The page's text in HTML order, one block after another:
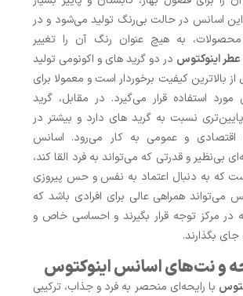
اسانس در حالت بی‌رنگ تولید می‌شود و در
محصولات، به هیچ عنوان رنگ آن را تغییر
اینوکتوس در دو گرید های و اکونومی تولید
بالاترین کیفیت برخوردار است و معمولا برای
استفاده قرار می‌گیرد. در مقابل، گرید
نسبت به گرید های دارد و بیشتر در
اقتصادی و عمومی به کار می‌رود. اسانس
بی‌نظیر و قدرتی که می‌تواند به فرد القا کند،
که به دنبال اعتماد به نفس و حس پیروزی
می‌تواند همراهی عالی برای افرادی باشد که
در مرکز توجه قرار بگیرند و احساسی خاص و
جای بگذارند.
و نت‌های اسانس اینوکتوس
با رایحه‌ای منحصر به فرد و جذاب، ترکیبی